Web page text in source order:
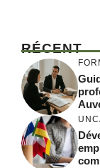
RÉCENT